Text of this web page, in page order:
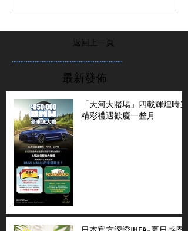
返回上一頁
...............................................................
最新發佈
「天河大賭場」四載輝煌時光
精彩禮遇歡慶一整月